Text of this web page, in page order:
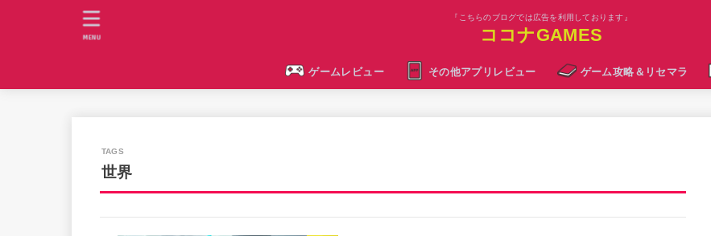
『こちらのブログでは広告を利用しております』
ココナGAMES
ゲームレビュー その他アプリレビュー ゲーム攻略＆リセマラ
MENU
世界